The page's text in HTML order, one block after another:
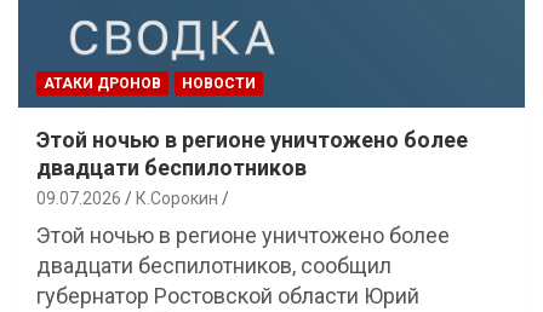
АТАКИ ДРОНОВ НОВОСТИ
Этой ночью в регионе уничтожено более
двадцати беспилотников
09.07.2026 К.Сорокин
Этой ночью в регионе уничтожено более
двадцати беспилотников, сообщил
губернатор Ростовской области Юрий